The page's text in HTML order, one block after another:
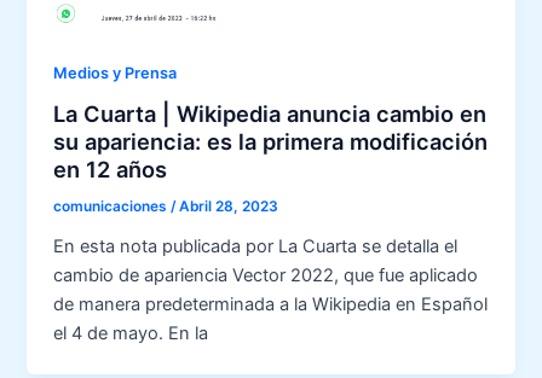
Medios y Prensa
La Cuarta | Wikipedia anuncia cambio en
su apariencia: es la primera modificación
en 12 años
comunicaciones/Abril 28, 2023
En esta nota publicada por La Cuarta se detalla el
cambio de apariencia Vector 2022, que fue aplicado
de manera predeterminada a la Wikipedia en Español
el 4 de mayo. En la